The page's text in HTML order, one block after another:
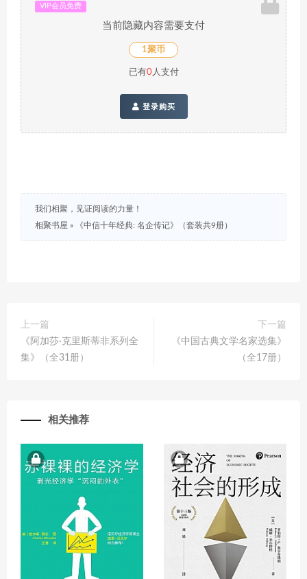
VIP会员免费
当前隐藏内容需要支付
1聚币
已有0人支付
登录购买
我们相聚，见证阅读的力量！
相聚书屋 » 《中信十年经典: 名企传记》（套装共9册）
上一篇
《阿加莎·克里斯蒂非系列全
集》（全31册）
下一篇
《中国古典文学名家选集》
（全17册）
相关推荐